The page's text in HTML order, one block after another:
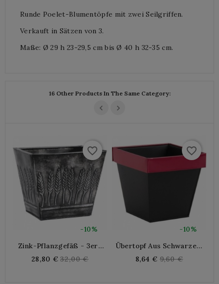
Runde Poelet-Blumentöpfe mit zwei Seilgriffen.
Verkauft in Sätzen von 3.
Maße: Ø 29 h 23-29,5 cm bis Ø 40 h 32-35 cm.
16 Other Products In The Same Category:
-10%
favorite_border
Zink-Pflanzgefäß - 3er-
28,80 € Regular
32,00 €
-10%
favorite_border
Übertopf Aus Schwarzem
X 13,5 Cm
8,64 € Regular
9,60 €